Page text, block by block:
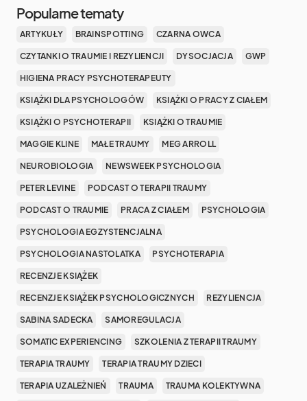
Popularne tematy
ARTYKUŁY BRAINSPOTTING CZARNA OWCA
CZYTANKI O TRAUMIE I REZYLIENCJI DYSOCJACJA GWP
HIGIENA PRACY PSYCHOTERAPEUTY
KSIĄŻKI DLA PSYCHOLOGÓW KSIĄŻKI O PRACY Z CIAŁEM
KSIĄŻKI O PSYCHOTERAPII KSIĄŻKI O TRAUMIE
MAGGIE KLINE MAŁE TRAUMY MEG ARROLL
NEUROBIOLOGIA NEWSWEEK PSYCHOLOGIA
PETER LEVINE PODCAST O TERAPII TRAUMY
PODCAST O TRAUMIE PRACA Z CIAŁEM PSYCHOLOGIA
PSYCHOLOGIA EGZYSTENCJALNA
PSYCHOLOGIA NASTOLATKA PSYCHOTERAPIA
RECENZJE KSIĄŻEK
RECENZJE KSIĄŻEK PSYCHOLOGICZNYCH REZYLIENCJA
SABINA SADECKA SAMOREGULACJA
SOMATIC EXPERIENCING SZKOLENIA Z TERAPII TRAUMY
TERAPIA TRAUMY TERAPIA TRAUMY DZIECI
TERAPIA UZALEŻNIEŃ TRAUMA TRAUMA KOLEKTYWNA